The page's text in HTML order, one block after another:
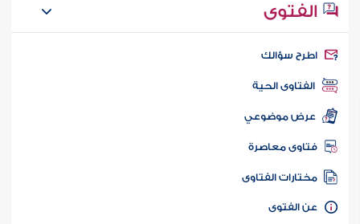
الفتوى
سؤالك
الفتاوى الحية
عرض موضوعي
فتاوى معاصرة
مختارات الفتاوى